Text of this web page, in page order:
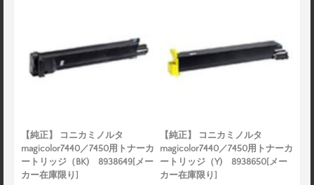
【純正】 コニカミノルタ
magicolor7440／7450用トナーカ
ートリッジ（BK) 8938649[メー
カー在庫限り]
【純正】 コニカミノルタ
magicolor7440／7450用トナーカ
ートリッジ（Y) 8938650[メー
カー在庫限り]